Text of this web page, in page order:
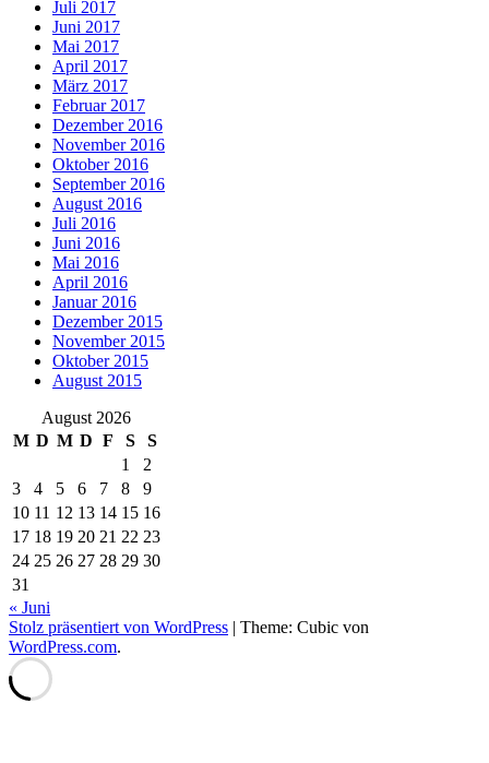
Juli 2017
Juni 2017
Mai 2017
April 2017
März 2017
Februar 2017
Dezember 2016
November 2016
Oktober 2016
September 2016
August 2016
Juli 2016
Juni 2016
Mai 2016
April 2016
Januar 2016
Dezember 2015
November 2015
Oktober 2015
August 2015
August 2026
M D M D F S
S
1
2
3
4 5 6 7 8
9
10 11 12 13 14 15 16
17 18 19 20 21 22 23
24 25 26 27 28 29 30
31
« Juni
Stolz präsentiert von WordPress | Theme: Cubic von
WordPress.com.